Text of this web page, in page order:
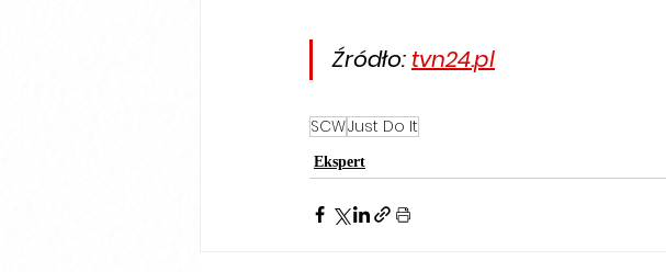
Źródło: tvn24.pl
SCWJust Do It
Ekspert